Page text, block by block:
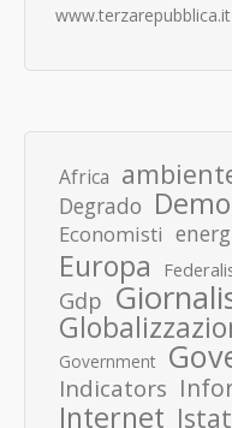
www.terzarepubblica.it
Africa
Degrado
Economisti
Europa
Gdp
Government
Indicators
Internet Istat